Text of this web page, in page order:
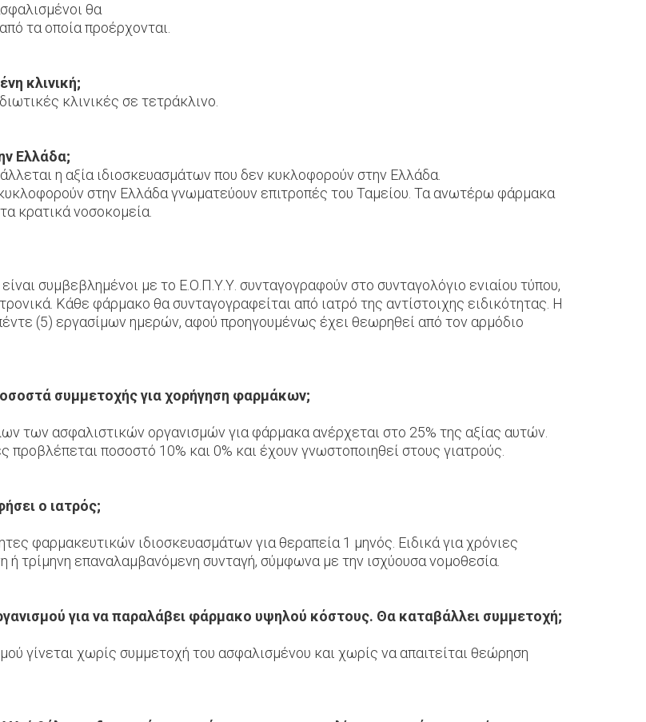
θα
τα οποία προέρχονται.
κλινική;
κλινικές σε τετράκλινο.
Ελλάδα;
η αξία ιδιοσκευασμάτων που δεν κυκλοφορούν στην Ελλάδα.
στην Ελλάδα γνωματεύουν επιτροπές του Ταμείου. Τα ανωτέρω φάρμακα
κρατικά νοσοκομεία.
συμβεβλημένοι με το Ε.Ο.Π.Υ.Υ. συνταγογραφούν στο συνταγολόγιο ενιαίου τύπου,
Κάθε φάρμακο θα συνταγογραφείται από ιατρό της αντίστοιχης ειδικότητας. Η
(5) εργασίμων ημερών, αφού προηγουμένως έχει θεωρηθεί από τον αρμόδιο
συμμετοχής για χορήγηση φαρμάκων;
των ασφαλιστικών οργανισμών για φάρμακα ανέρχεται στο 25% της αξίας αυτών.
προβλέπεται ποσοστό 10% και 0% και έχουν γνωστοποιηθεί στους γιατρούς.
ο ιατρός;
φαρμακευτικών ιδιοσκευασμάτων για θεραπεία 1 μηνός. Ειδικά για χρόνιες
ή τρίμηνη επαναλαμβανόμενη συνταγή, σύμφωνα με την ισχύουσα νομοθεσία.
για να παραλάβει φάρμακο υψηλού κόστους. Θα καταβάλλει συμμετοχή;
γίνεται χωρίς συμμετοχή του ασφαλισμένου και χωρίς να απαιτείται θεώρηση